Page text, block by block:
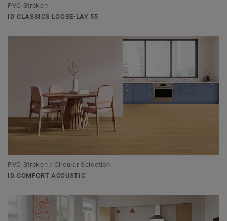
PVC-Stroken
ID CLASSICS LOOSE-LAY 55
PVC-Stroken / Circular Selection
ID COMFORT ACOUSTIC